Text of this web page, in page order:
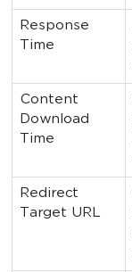
Response
Time
Content
Download
Time
Redirect
Target URL